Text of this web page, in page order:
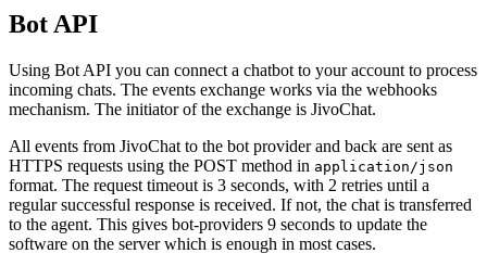
Bot API
Using Bot API you can connect a chatbot to your account to process
incoming chats. The events exchange works via the webhooks
mechanism. The initiator of the exchange is JivoChat.
All events from JivoChat to the bot provider and back are sent as
HTTPS requests using the POST method in application/json
format. The request timeout is 3 seconds, with 2 retries until a
regular successful response is received. If not, the chat is transferred
to the agent. This gives bot-providers 9 seconds to update the
software on the server which is enough in most cases.